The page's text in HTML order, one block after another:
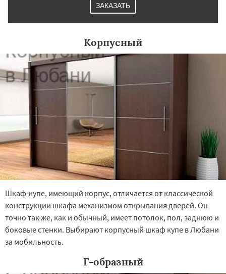
ЗАКАЗАТЬ
Корпусный
Шкаф-купе, имеющий корпус, отличается от классической
конструкции шкафа механизмом открывания дверей. Он
точно так же, как и обычный, имеет потолок, пол, заднюю и
боковые стенки. Выбирают корпусный шкаф купе в Любани
за мобильность.
Г-образный